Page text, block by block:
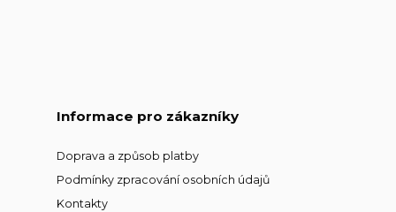
Informace pro zákazníky
Doprava a způsob platby
Podmínky zpracování osobních údajů
Kontakty